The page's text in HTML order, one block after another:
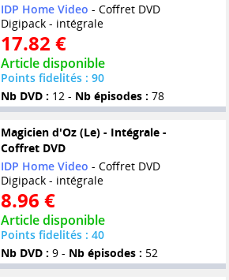
IDP Home Video - Coffret DVD
Digipack - intégrale
17.82 €
Article disponible
Points fidelités : 90
Nb DVD : 12 - Nb épisodes : 78
Magicien d'Oz (Le) - Intégrale -
Coffret DVD
IDP Home Video - Coffret DVD
Digipack - intégrale
8.96 €
Article disponible
Points fidelités : 40
Nb DVD : 9 - Nb épisodes : 52